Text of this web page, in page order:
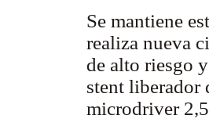
Se mantiene
realiza nueva
de alto riesgo
stent liberador
microdriver